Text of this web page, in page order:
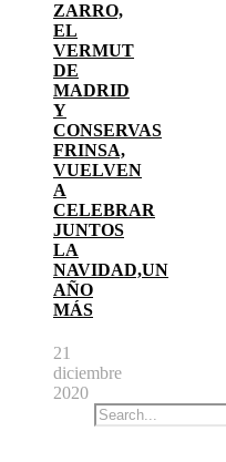
ZARRO,
EL
VERMUT
DE
MADRID
Y
CONSERVAS
FRINSA,
VUELVEN
A
CELEBRAR
JUNTOS
LA
NAVIDAD,UN
AÑO
MÁS
21
diciembre
2020